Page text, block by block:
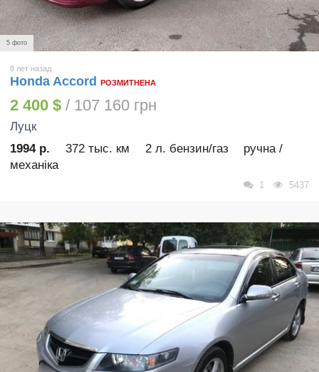
5 фото
8 лет назад
Honda Accord РОЗМИТНЕНА
2 400 $ / 107 160 грн
Луцк
1994 р.
372 тыс. км 2 л. бензин/газ
ручна /
механіка
1 5437